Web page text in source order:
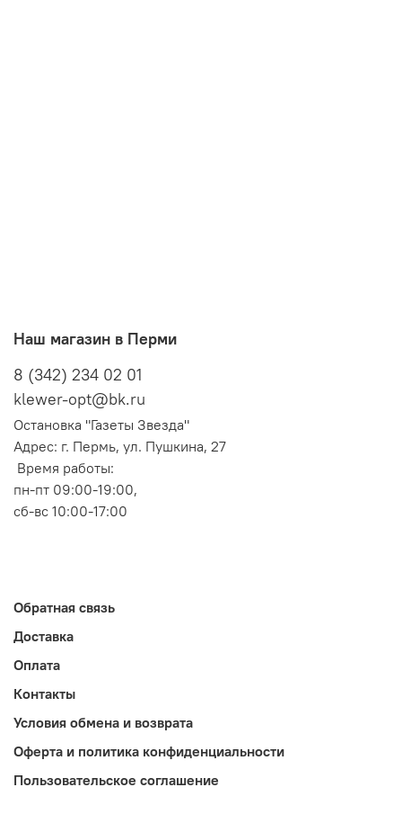
Наш магазин в Перми
8 (342) 234 02 01
klewer-opt@bk.ru
Остановка "Газеты Звезда"
Адрес: г. Пермь, ул. Пушкина, 27
Время работы:
пн-пт 09:00-19:00,
сб-вс 10:00-17:00
Обратная связь
Доставка
Оплата
Контакты
Условия обмена и возврата
Оферта и политика конфиденциальности
Пользовательское соглашение